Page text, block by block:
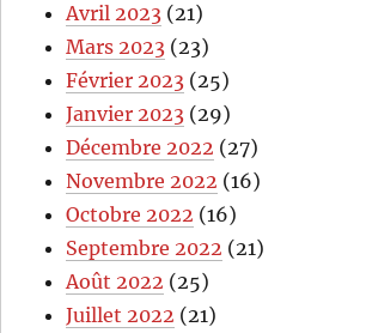
Avril 2023 (21)
Mars 2023 (23)
Février 2023 (25)
Janvier 2023 (29)
Décembre 2022 (27)
Novembre 2022 (16)
Octobre 2022 (16)
Septembre 2022 (21)
Août 2022 (25)
Juillet 2022 (21)